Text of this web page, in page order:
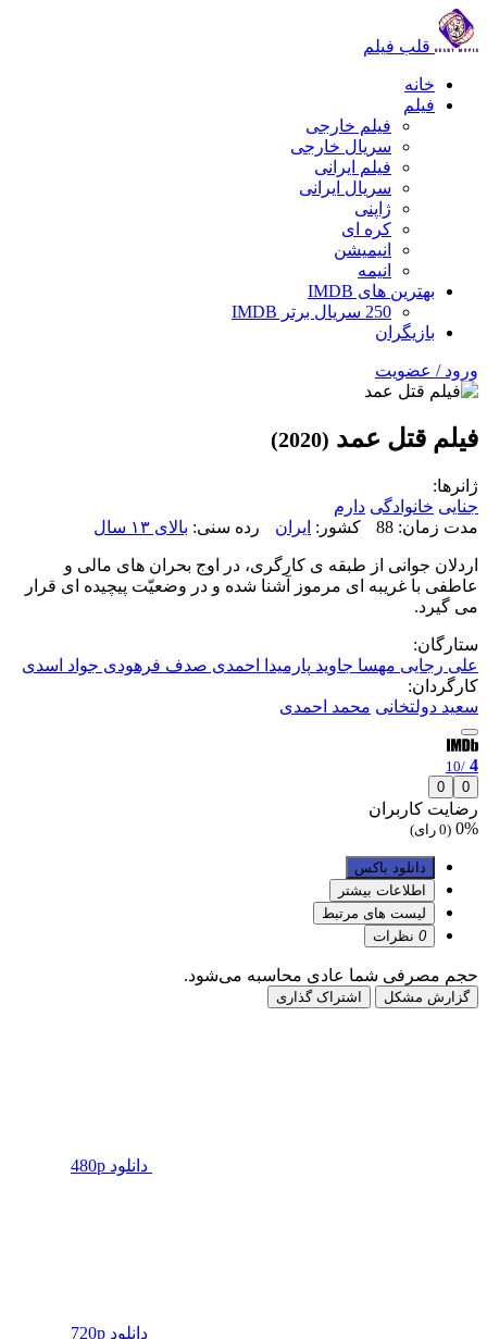
قلب فیلم
خانه
فیلم
فیلم خارجی
سریال خارجی
فیلم ایرانی
سریال ایرانی
ژاپنی
کره ای
انیمیشن
انیمه
بهترین های IMDB
250 سریال برتر IMDB
بازیگران
ورود / عضویت
فیلم قتل عمد (2020)
ژانرها:
جنایی خانوادگی دارم
مدت زمان: 88
کشور: ایران رده سنی: بالای ۱۳ سال
اردلان جوانی از طبقه ی کارگری، در اوج بحران های مالی و
عاطفی با غریبه ای مرموز آشنا شده و در وضعیّت پیچیده ای قرار
می گیرد.
ستارگان:
علی رجایی مهسا جاوید پارمیدا احمدی صدف فرهودی جواد اسدی
کارگردان:
سعید دولتخانی محمد احمدی
4
/10
0
0
رضایت کاربران
0% (0 رای)
دانلود باکس
اطلاعات بیشتر
لیست های مرتبط
0 نظرات
حجم مصرفی شما عادی محاسبه می‌شود.
گزارش مشکل اشتراک گذاری
دانلود 480p
دانلود 720p